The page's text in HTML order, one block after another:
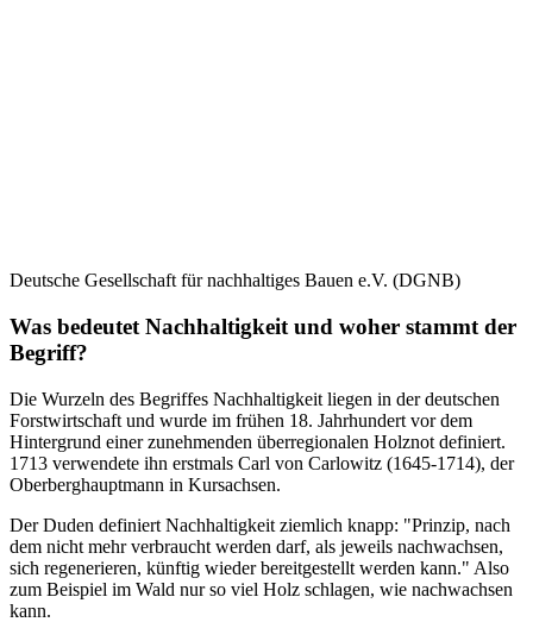
Deutsche Gesellschaft für nachhaltiges Bauen e.V. (DGNB)
Was bedeutet Nachhaltigkeit und woher stammt der
Begriff?
Die Wurzeln des Begriffes Nachhaltigkeit liegen in der deutschen
Forstwirtschaft und wurde im frühen 18. Jahrhundert vor dem
Hintergrund einer zunehmenden überregionalen Holznot definiert.
1713 verwendete ihn erstmals Carl von Carlowitz (1645-1714), der
Oberberghauptmann in Kursachsen.
Der Duden definiert Nachhaltigkeit ziemlich knapp: "Prinzip, nach
dem nicht mehr verbraucht werden darf, als jeweils nachwachsen,
sich regenerieren, künftig wieder bereitgestellt werden kann." Also
zum Beispiel im Wald nur so viel Holz schlagen, wie nachwachsen
kann.